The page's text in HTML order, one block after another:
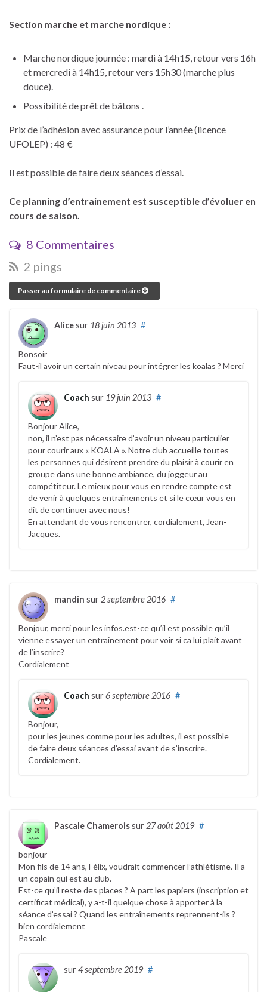
Section marche et marche nordique :
Marche nordique journée : mardi à 14h15, retour vers 16h
et mercredi à 14h15, retour vers 15h30 (marche plus
douce).
Possibilité de prêt de bâtons .
Prix de l’adhésion avec assurance pour l’année (licence
UFOLEP) : 48 €
Il est possible de faire deux séances d’essai.
Ce planning d’entrainement est susceptible d’évoluer en
cours de saison.
8 Commentaires
2 pings
Passer au formulaire de commentaire
Alicesur 18 juin 2013 #
Bonsoir
Faut-il avoir un certain niveau pour intégrer les koalas ? Merci
Coach sur 19 juin 2013 #
Bonjour Alice,
non, il n’est pas nécessaire d’avoir un niveau particulier
pour courir aux « KOALA ». Notre club accueille toutes
les personnes qui désirent prendre du plaisir à courir en
groupe dans une bonne ambiance, du joggeur au
compétiteur. Le mieux pour vous en rendre compte est
de venir à quelques entraînements et si le cœur vous en
dit de continuer avec nous!
En attendant de vous rencontrer, cordialement, Jean-
Jacques.
mandin sur 2 septembre 2016 #
Bonjour, merci pour les infos.est-ce qu’il est possible qu’il
vienne essayer un entrainement pour voir si ca lui plait avant
de l’inscrire?
Cordialement
Coach sur 6 septembre 2016 #
Bonjour,
pour les jeunes comme pour les adultes, il est possible
de faire deux séances d’essai avant de s’inscrire.
Cordialement.
Pascale Chameroissur 27 août 2019 #
bonjour
Mon fils de 14 ans, Félix, voudrait commencer l’athlétisme. Il a
un copain qui est au club.
Est-ce qu’il reste des places ? A part les papiers (inscription et
certificat médical), y a-t-il quelque chose à apporter à la
séance d’essai ? Quand les entraînements reprennent-ils ?
bien cordialement
Pascale
sur 4 septembre 2019 #